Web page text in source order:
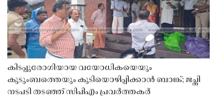
കിടപ്പുരോഗിയായ വയോധികയെയും
കുടുംബത്തെയും കുടിയൊഴിപ്പിക്കാൻ ബാങ്ക്; ജപ്തി
നടപടി തടഞ്ഞ് സിപിഎം പ്രവർത്തകർ